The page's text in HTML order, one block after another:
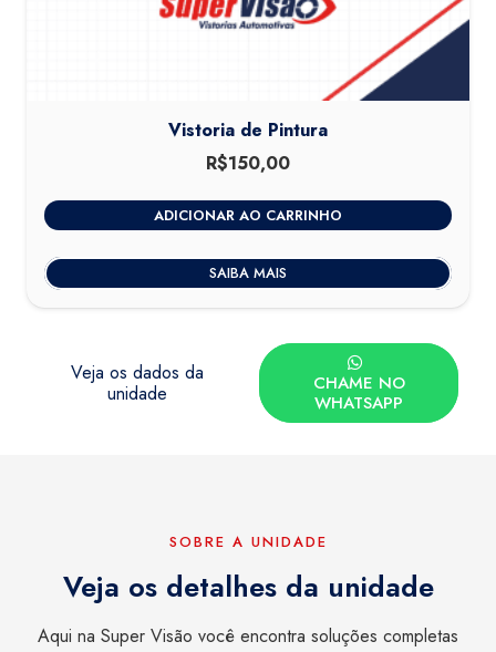
Vistoria de Pintura
R$150,00
ADICIONAR AO CARRINHO
SAIBA MAIS
Veja os dados da
unidade
CHAME NO
WHATSAPP
SOBRE A UNIDADE
Veja os detalhes da unidade
Aqui na Super Visão você encontra soluções completas